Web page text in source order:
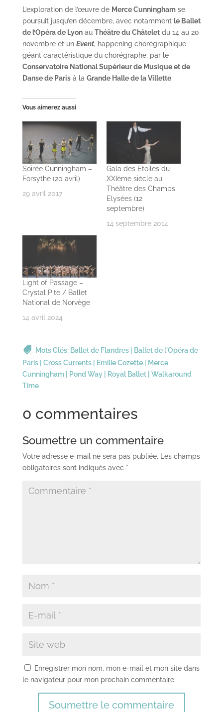
L’exploration de l’œuvre de Merce Cunninghamse
poursuit jusqu’en décembre, avec notamment le Ballet
de l’Opéra de Lyonau Théâtre du Châteletdu 14 au 20
novembre et un Event, happening chorégraphique
géant caractéristique du chorégraphe, par le
Conservatoire National Supérieur de Musique et de
Danse de Parisà la Grande Halle de la Villette.
Vous aimerez aussi
Soirée Cunningham –
Forsythe (20 avril)
29 avril 2017
Gala des Etoiles du
XXIème siècle au
Théâtre des Champs
Elysées (12
septembre)
14 septembre 2014
Light of Passage –
Crystal Pite / Ballet
National de Norvège
14 avril 2024
Mots Clés: Ballet de Flandres|
Ballet de l'Opéra de
Paris| Cross Currents| Emilie Cozette|
Merce
Cunningham
Pond Way| Royal Ballet| Walkaround
Time
0 commentaires
Soumettre un commentaire
Votre adresse e-mail ne sera pas publiée. Les champs
obligatoires sont indiqués avec *
Enregistrer mon nom, mon e-mail et mon site dans
le navigateur pour mon prochain commentaire.
Soumettre le commentaire